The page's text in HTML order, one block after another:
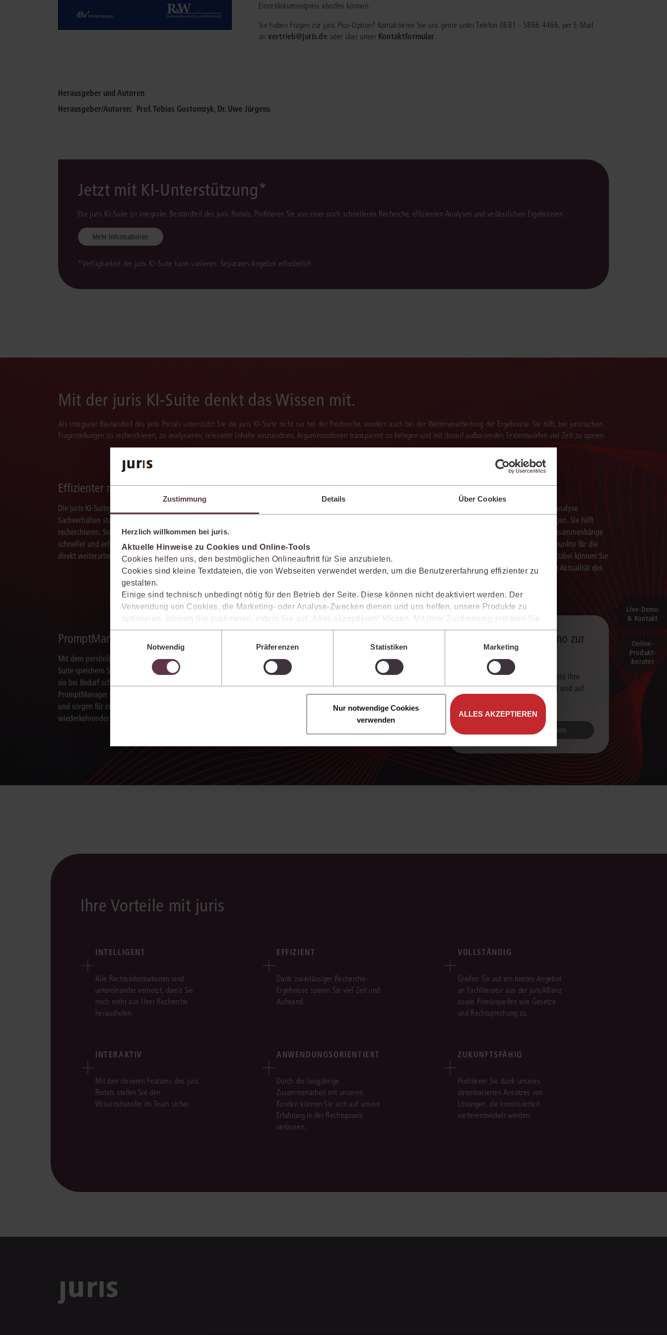
Zustimmung Details Über Cookies
Herzlich willkommen bei juris.
Aktuelle Hinweise zu Cookies und Online-Tools
Cookies helfen uns, den bestmöglichen Onlineauftritt für Sie anzubieten.
Cookies sind kleine Textdateien, die von Webseiten verwendet werden, um die Benutzererfahrung effizienter zu
gestalten.
Einige sind technisch unbedingt nötig für den Betrieb der Seite. Diese können nicht deaktiviert werden. Der
Verwendung von Cookies, die Marketing- oder Analyse-Zwecken dienen und uns helfen, unsere Produkte zu
optimieren, können Sie zustimmen, indem Sie auf „Alles akzeptieren“ klicken. Mit Ihrer Zustimmung erklären Sie
sich auch damit einverstanden, dass die mittels der Cookies erhobenen Daten möglicherweise in Drittländer (z.B.
die USA) übermittelt werden, die ein niedrigeres Datenschutzniveau als die EU aufweisen.
im Cookiebanner sowie in unseren
Hinweisen zum Datenschutz
Einwilligungsauswahl
Notwendig
Präferenzen Statistiken Marketing
Nur notwendige Cookies
verwenden
ALLES AKZEPTIEREN
Medizinrecht
Zivil- und Zivilprozessrecht
Einzeldokumentpreis abrufen können.
Sie haben Fragen zur juris Plus-Option? Kontaktieren Sie uns gerne unter Telefon 0681 - 5866 4466, per E-Mail
an vertrieb@juris.de oder über unser Kontaktformular.
Herausgeber und Autoren
Herausgeber/Autoren: Prof. Tobias Gostomzyk, Dr. Uwe Jürgens
Jetzt mit KI-Unterstützung*
Die juris KI-Suite ist integraler Bestandteil des juris Portals. Profitieren Sie von einer noch schnelleren Recherche, effizienten Analysen und verlässlichen Ergebnissen.
Mehr Informationen
*Verfügbarkeit der juris KI-Suite kann variieren. Separates Angebot erforderlich.
Mit der juris KI-Suite denkt das Wissen mit.
Als integraler Bestandteil des juris Portals unterstützt Sie die juris KI-Suite nicht nur bei der Recherche, sondern auch bei der Weiterverarbeitung der Ergebnisse. Sie hilft, bei juristischen
Fragestellungen zu recherchieren, zu analysieren, relevante Inhalte einzuordnen, Argumentationen transparent zu belegen und mit darauf aufbauenden Textentwürfen viel Zeit zu sparen.
Effizienter recherchieren
Die juris KI-Suite ermöglicht Ihnen, nach ganzen
Sachverhalten statt nur nach Stichworten zu
recherchieren. So finden Sie relevante Inhalte
schneller und erhalten Ergebnisse, mit denen Sie
direkt weiterarbeiten können.
Ergebnisse sicher belegen
fachlich einordnen und auf einer belastbaren
Grundlage weiterverarbeiten.
Schneller analysieren
Die juris KI-Suite beschleunigt die Analyse
komplexer juristischer Fragestellungen. Sie hilft
dabei, Sachverhalte einzuordnen, Zusammenhänge
zu erkennen und belastbare Ansatzpunkte für die
weitere Bearbeitung zu gewinnen. Dabei können Sie
sich auf die Quellenqualität und die Aktualität des
PromptManager
Mit dem persönlichen PromptManager der juris KI-
Suite speichern Sie Aufträge an die KI und nutzen
sie bei Bedarf schnell erneut. Mit dem
PromptManager standardisieren Sie Arbeitsabläufe
und sorgen für eine effiziente Bearbeitung
wiederkehrender juristischer Aufgaben.
Die juris KI-Suite erstellt in Sekunden Textentwürfe
für Schriftsätze, Stellungnahmen und andere
um ein Vielfaches schneller weiter als bislang.
15 Minuten Live-Demo zur
juris KI-Suite
Erfahren Sie, wie die juris KI-Suite Ihre
Arbeit unterstützt – live erklärt und auf
Ihre Praxis zugeschnitten.
Jetzt Live-Demo buchen
Ihre Vorteile mit juris
INTELLIGENT
Alle Rechtsinformationen sind
untereinander vernetzt, damit Sie
noch mehr aus Ihrer Recherche
herausholen.
EFFIZIENT
Dank zuverlässiger Recherche-
Ergebnisse sparen Sie viel Zeit und
Aufwand.
VOLLSTÄNDIG
Greifen Sie auf ein breites Angebot
an Fachliteratur aus der jurisAllianz
sowie Primärquellen wie Gesetze
und Rechtsprechung zu.
INTERAKTIV
Mit den cleveren Features des juris
Portals stellen Sie den
Wissenstransfer im Team sicher.
ANWENDUNGSORIENTIERT
Durch die langjährige
Zusammenarbeit mit unseren
Kunden können Sie sich auf unsere
Erfahrung in der Rechtspraxis
verlassen.
ZUKUNFTSFÄHIG
Profitieren Sie dank unseres
datenbasierten Ansatzes von
Lösungen, die kontinuierlich
weiterentwickelt werden.
Live‑Demo
& Kontakt
Online-
Produkt­
berater